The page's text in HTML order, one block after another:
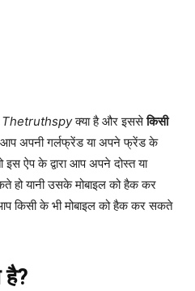
Thetruthspyक्या है और इससेकिसी
अपनी गर्लफ्रेंड या अपने फ्रेंड के
इस ऐप के द्वारा आप अपने दोस्त या
हो यानी उसके मोबाइल को हैक कर
किसी के भी मोबाइल को हैक कर सकते